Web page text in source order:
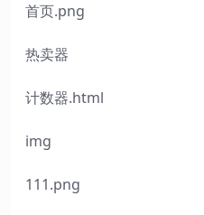
首页.png
热卖器
计数器.html
img
111.png